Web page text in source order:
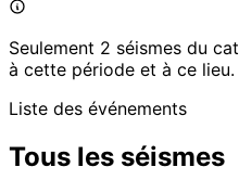
Seulement 2 séismes du
à cette période et à ce lieu.
Liste des événements
Tous les séismes